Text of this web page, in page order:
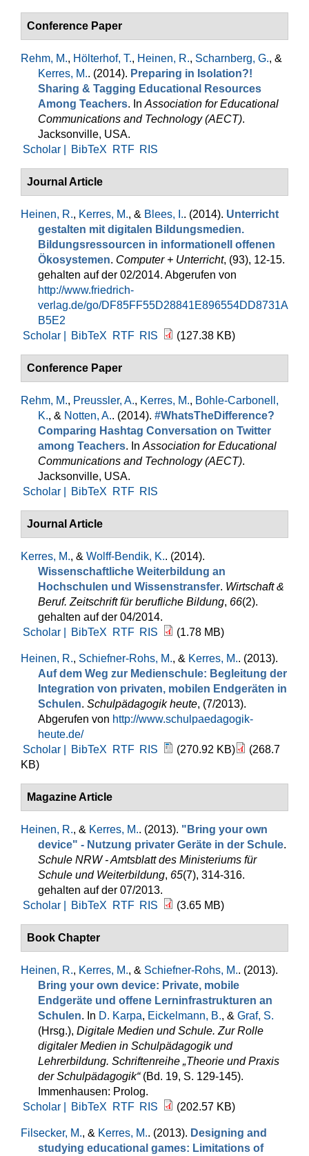
Conference Paper
Rehm, M., Hölterhof, T., Heinen, R., Scharnberg, G., &
Kerres, M.. (2014). Preparing in Isolation?!
Sharing & Tagging Educational Resources
Among Teachers. In Association for Educational
Communications and Technology (AECT).
Jacksonville, USA.
Scholar |
BibTeX RTF RIS
Journal Article
Heinen, R., Kerres, M., & Blees, I.. (2014). Unterricht
gestalten mit digitalen Bildungsmedien.
Bildungsressourcen in informationell offenen
Ökosystemen. Computer + Unterricht, (93), 12-15.
gehalten auf der 02/2014. Abgerufen von
http://www.friedrich-
verlag.de/go/DF85FF55D28841E896554DD8731A
B5E2
Scholar |
BibTeX RTF RIS (127.38 KB)
Conference Paper
Rehm, M., Preussler, A., Kerres, M., Bohle-Carbonell,
K., & Notten, A.. (2014). #WhatsTheDifference?
Comparing Hashtag Conversation on Twitter
among Teachers. In Association for Educational
Communications and Technology (AECT).
Jacksonville, USA.
Scholar |
BibTeX RTF RIS
Journal Article
Kerres, M., & Wolff-Bendik, K.. (2014).
Wissenschaftliche Weiterbildung an
Hochschulen und Wissenstransfer. Wirtschaft &
Beruf. Zeitschrift für berufliche Bildung, 66(2).
gehalten auf der 04/2014.
Scholar |
BibTeX RTF RIS (1.78 MB)
Heinen, R., Schiefner-Rohs, M., & Kerres, M.. (2013).
Auf dem Weg zur Medienschule: Begleitung der
Integration von privaten, mobilen Endgeräten in
Schulen. Schulpädagogik heute, (7/2013).
Abgerufen von http://www.schulpaedagogik-
heute.de/
Scholar |
BibTeX RTF RIS (270.92 KB)
(268.7
KB)
Magazine Article
Heinen, R., & Kerres, M.. (2013). "Bring your own
device" - Nutzung privater Geräte in der Schule.
Schule NRW - Amtsblatt des Ministeriums für
Schule und Weiterbildung, 65(7), 314-316.
gehalten auf der 07/2013.
Scholar |
BibTeX RTF RIS (3.65 MB)
Book Chapter
Heinen, R., Kerres, M., & Schiefner-Rohs, M.. (2013).
Bring your own device: Private, mobile
Endgeräte und offene Lern­infrastrukturen an
Schulen. In D. Karpa, Eickelmann, B., & Graf, S.
(Hrsg.), Digitale Medien und Schule. Zur Rolle
digitaler Medien in Schulpädagogik und
Lehrerbildung. Schriftenreihe „Theorie und Praxis
der Schulpädagogik“(Bd. 19, S. 129-145).
Immenhausen: Prolog.
Scholar |
BibTeX RTF RIS (202.57 KB)
Filsecker, M., & Kerres, M.. (2013). Designing and
studying educational games: Limitations of